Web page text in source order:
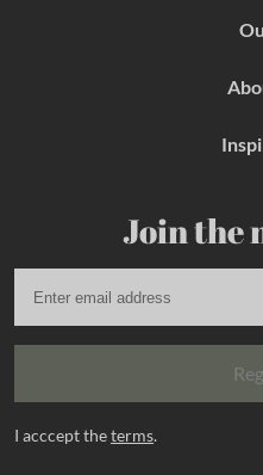
Join the
I acccept theterms.